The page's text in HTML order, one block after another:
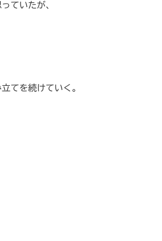
ていたが、
てを続けていく。